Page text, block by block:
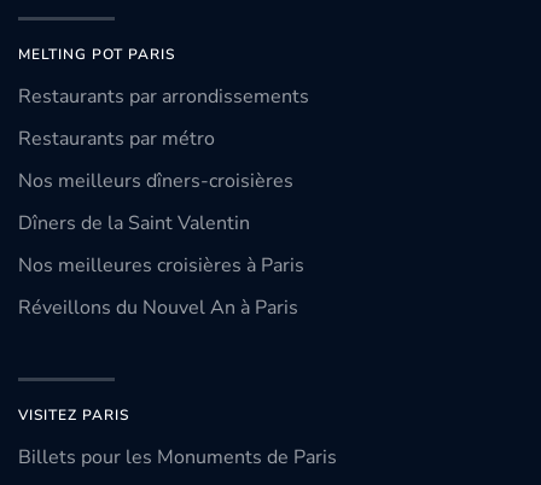
MELTING POT PARIS
Restaurants par arrondissements
Restaurants par métro
Nos meilleurs dîners-croisières
Dîners de la Saint Valentin
Nos meilleures croisières à Paris
Réveillons du Nouvel An à Paris
VISITEZ PARIS
Billets pour les Monuments de Paris